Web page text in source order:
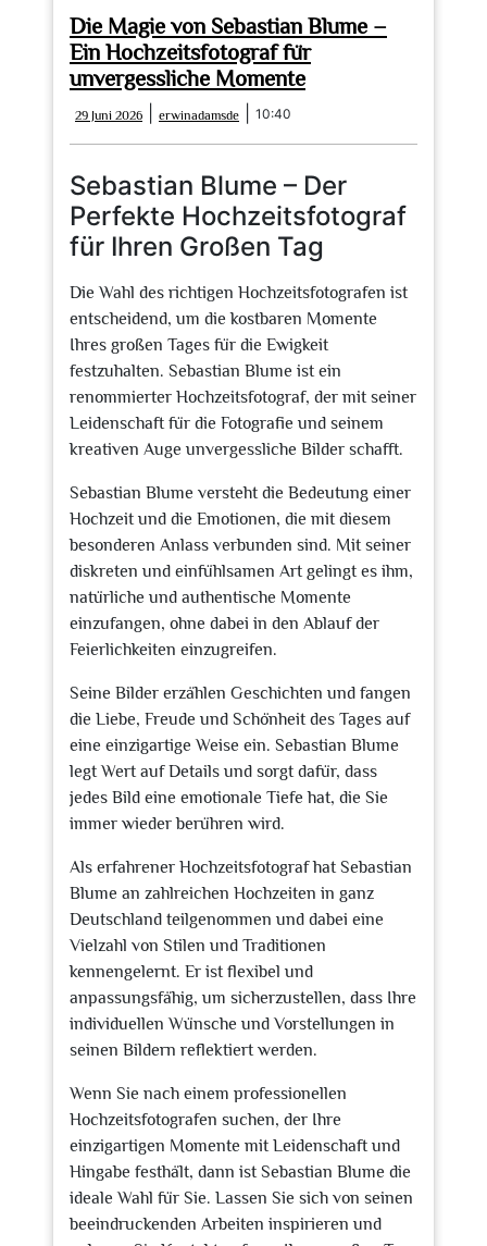
Die Magie von Sebastian Blume –
Ein Hochzeitsfotograf für
unvergessliche Momente
29 Juni 2026
Juni
2026
erwinadamsde erwinadamsde
10:40
Sebastian Blume – Der
Perfekte Hochzeitsfotograf
für Ihren Großen Tag
Die Wahl des richtigen Hochzeitsfotografen ist
entscheidend, um die kostbaren Momente
Ihres großen Tages für die Ewigkeit
festzuhalten. Sebastian Blume ist ein
renommierter Hochzeitsfotograf, der mit seiner
Leidenschaft für die Fotografie und seinem
kreativen Auge unvergessliche Bilder schafft.
Sebastian Blume versteht die Bedeutung einer
Hochzeit und die Emotionen, die mit diesem
besonderen Anlass verbunden sind. Mit seiner
diskreten und einfühlsamen Art gelingt es ihm,
natürliche und authentische Momente
einzufangen, ohne dabei in den Ablauf der
Feierlichkeiten einzugreifen.
Seine Bilder erzählen Geschichten und fangen
die Liebe, Freude und Schönheit des Tages auf
eine einzigartige Weise ein. Sebastian Blume
legt Wert auf Details und sorgt dafür, dass
jedes Bild eine emotionale Tiefe hat, die Sie
immer wieder berühren wird.
Als erfahrener Hochzeitsfotograf hat Sebastian
Blume an zahlreichen Hochzeiten in ganz
Deutschland teilgenommen und dabei eine
Vielzahl von Stilen und Traditionen
kennengelernt. Er ist flexibel und
anpassungsfähig, um sicherzustellen, dass Ihre
individuellen Wünsche und Vorstellungen in
seinen Bildern reflektiert werden.
Wenn Sie nach einem professionellen
Hochzeitsfotografen suchen, der Ihre
einzigartigen Momente mit Leidenschaft und
Hingabe festhält, dann ist Sebastian Blume die
ideale Wahl für Sie. Lassen Sie sich von seinen
beeindruckenden Arbeiten inspirieren und